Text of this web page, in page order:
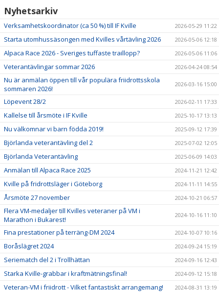
Nyhetsarkiv
Verksamhetskoordinator (ca 50 %) till IF Kville 2026-05-29 11:22
Starta utomhussäsongen med Kvilles vårtävling 2026 2026-05-06 12:18
Alpaca Race 2026 - Sveriges tuffaste traillopp? 2026-05-06 11:06
Veterantävlingar sommar 2026 2026-04-24 08:54
Nu är anmälan öppen till vår populära friidrottsskola
sommaren 2026!
2026-03-16 15:00
Löpevent 28/2 2026-02-11 17:33
Kallelse till årsmöte i IF Kville 2025-10-17 13:13
Nu välkomnar vi barn födda 2019! 2025-09-12 17:39
Björlanda veterantävling del 2 2025-07-02 12:05
Björlanda Veterantävling 2025-06-09 14:03
Anmälan till Alpaca Race 2025 2024-11-21 12:42
Kville på fridrottsläger i Göteborg 2024-11-11 14:55
Årsmöte 27 november 2024-10-21 06:57
Flera VM-medaljer till Kvilles veteraner på VM i
Marathon i Bukarest!
2024-10-16 11:10
Fina prestationer på terräng-DM 2024 2024-10-07 10:16
Boråslägret 2024 2024-09-24 15:19
Seriematch del 2 i Trollhättan 2024-09-16 12:43
Starka Kville-grabbar i kraftmätningsfinal! 2024-09-12 15:18
Veteran-VM i friidrott - Vilket fantastiskt arrangemang! 2024-08-31 13:19